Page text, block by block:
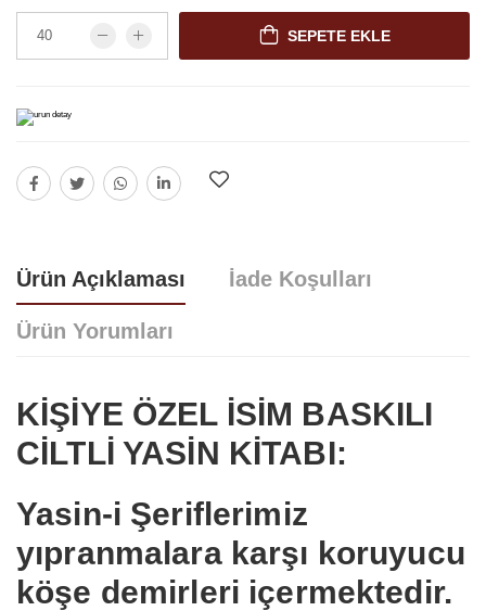
SEPETE EKLE
Ürün Açıklaması İade Koşulları
Ürün Yorumları
KİŞİYE ÖZEL İSİM BASKILI
CİLTLİ YASİN KİTABI:
Yasin-i Şeriflerimiz
yıpranmalara karşı koruyucu
köşe demirleri içermektedir.
Yorum bulunamadı..